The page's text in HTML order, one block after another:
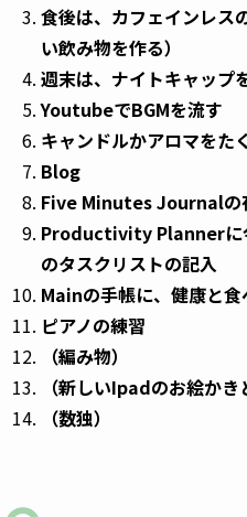
食後は、カフェインレス
い飲み物を作る）
週末は、ナイトキャップ
YoutubeでBGMを流す
キャンドルかアロマをたく
Blog
Five Minutes Journalの
Productivity Plannerに
のタスクリストの記入
Mainの手帳に、健康と
ピアノの練習
（編み物）
（新しいIpadのお絵かき
（数独）